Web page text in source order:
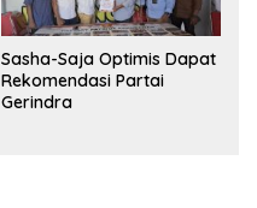
Sasha-Saja Optimis Dapat
Rekomendasi Partai
Gerindra